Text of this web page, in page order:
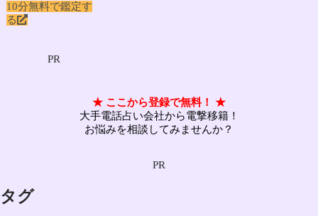
10分無料で鑑定す
る
PR
★ ここから登録で無料！ ★
大手電話占い会社から電撃移籍！
お悩みを相談してみませんか？
PR
タグ